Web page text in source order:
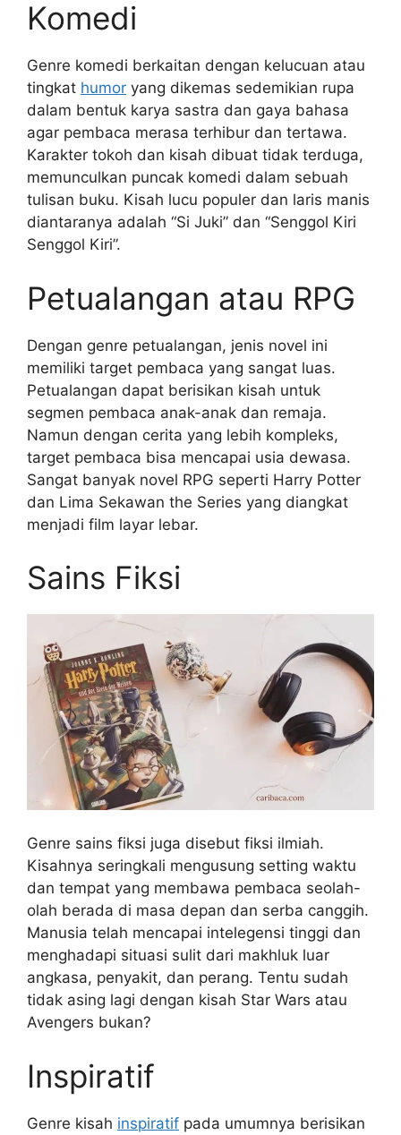
Komedi
Genre komedi berkaitan dengan kelucuan atau
tingkat humor yang dikemas sedemikian rupa
dalam bentuk karya sastra dan gaya bahasa
agar pembaca merasa terhibur dan tertawa.
Karakter tokoh dan kisah dibuat tidak terduga,
memunculkan puncak komedi dalam sebuah
tulisan buku. Kisah lucu populer dan laris manis
diantaranya adalah “Si Juki” dan “Senggol Kiri
Senggol Kiri”.
Petualangan atau RPG
Dengan genre petualangan, jenis novel ini
memiliki target pembaca yang sangat luas.
Petualangan dapat berisikan kisah untuk
segmen pembaca anak-anak dan remaja.
Namun dengan cerita yang lebih kompleks,
target pembaca bisa mencapai usia dewasa.
Sangat banyak novel RPG seperti Harry Potter
dan Lima Sekawan the Series yang diangkat
menjadi film layar lebar.
Sains Fiksi
Genre sains fiksi juga disebut fiksi ilmiah.
Kisahnya seringkali mengusung setting waktu
dan tempat yang membawa pembaca seolah-
olah berada di masa depan dan serba canggih.
Manusia telah mencapai intelegensi tinggi dan
menghadapi situasi sulit dari makhluk luar
angkasa, penyakit, dan perang. Tentu sudah
tidak asing lagi dengan kisah Star Wars atau
Avengers bukan?
Inspiratif
Genre kisah inspiratif pada umumnya berisikan